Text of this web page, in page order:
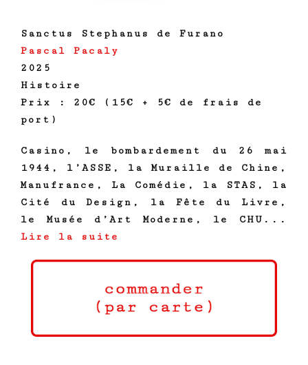
Sanctus Stephanus de Furano
Pascal Pacaly
2025
Histoire
Prix : 20€ (15€ + 5€ de frais de
port)
Casino, le bombardement du 26 mai
1944, l’ASSE, la Muraille de Chine,
Manufrance, La Comédie, la STAS, la
Cité du Design, la Fête du Livre,
le Musée d’Art Moderne, le CHU...
Lire la suite